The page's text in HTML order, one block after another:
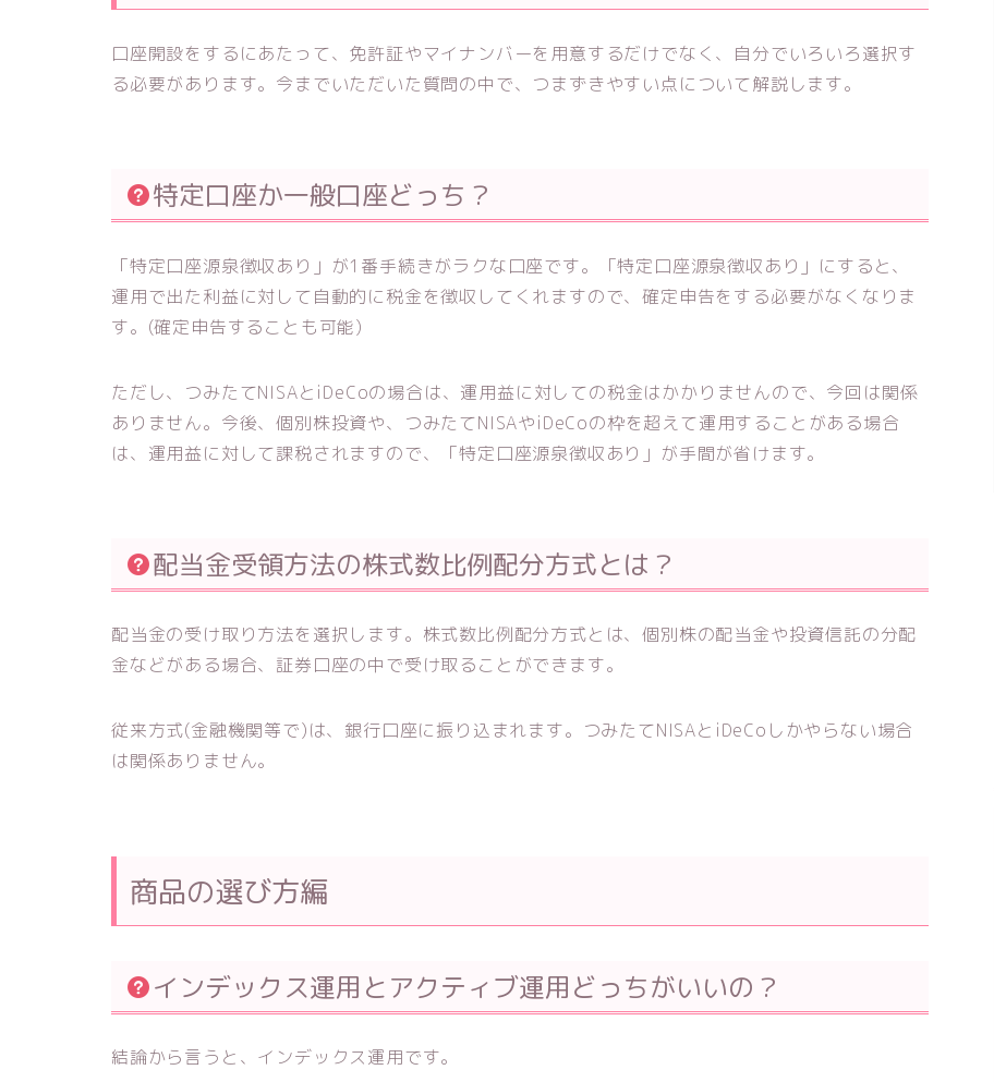
口座開設をするにあたって、免許証やマイナンバーを用意するだけでなく、自分でいろいろ選択す
る必要があります。今までいただいた質問の中で、つまずきやすい点について解説します。
特定口座か一般口座どっち？
「特定口座源泉徴収あり」が1番手続きがラクな口座です。「特定口座源泉徴収あり」にすると、
運用で出た利益に対して自動的に税金を徴収してくれますので、確定申告をする必要がなくなりま
す。(確定申告することも可能)
ただし、つみたてNISAとiDeCoの場合は、運用益に対しての税金はかかりませんので、今回は関係
ありません。今後、個別株投資や、つみたてNISAやiDeCoの枠を超えて運用することがある場合
は、運用益に対して課税されますので、「特定口座源泉徴収あり」が手間が省けます。
配当金受領方法の株式数比例配分方式とは？
配当金の受け取り方法を選択します。株式数比例配分方式とは、個別株の配当金や投資信託の分配
金などがある場合、証券口座の中で受け取ることができます。
従来方式(金融機関等で)は、銀行口座に振り込まれます。つみたてNISAとiDeCoしかやらない場合
は関係ありません。
商品の選び方編
インデックス運用とアクティブ運用どっちがいいの？
結論から言うと、インデックス運用です。